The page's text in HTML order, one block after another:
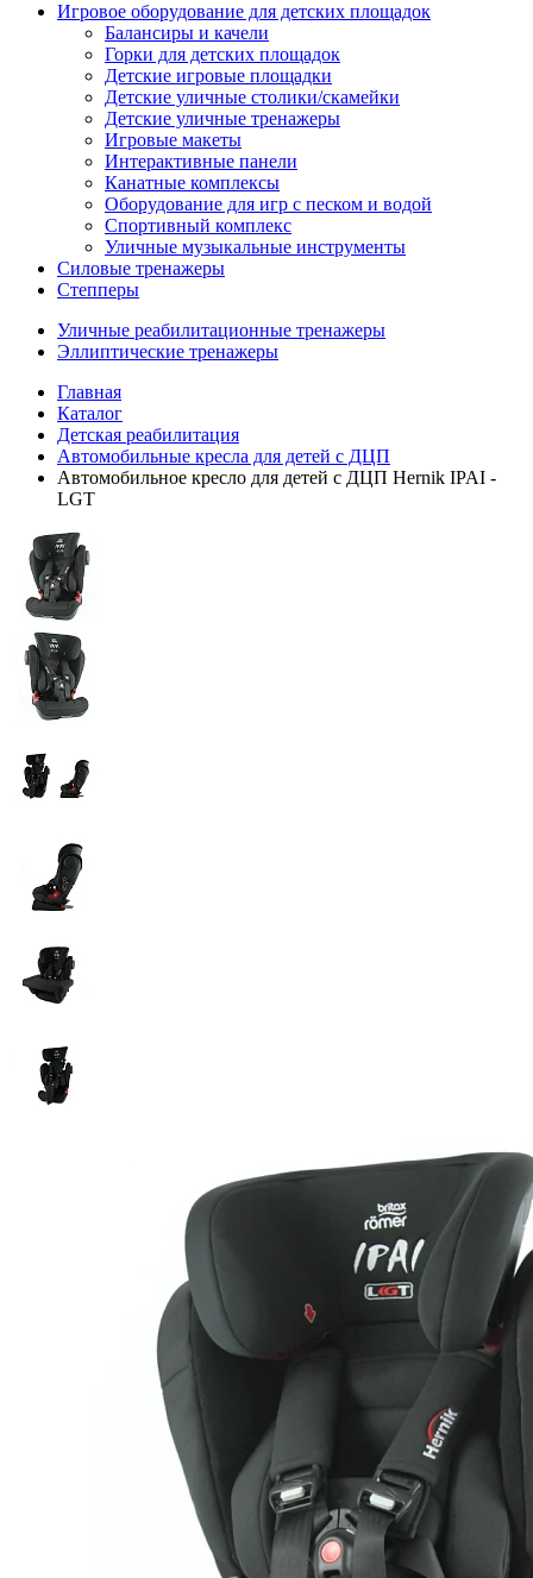
Игровое оборудование для детских площадок
Балансиры и качели
Горки для детских площадок
Детские игровые площадки
Детские уличные столики/скамейки
Детские уличные тренажеры
Игровые макеты
Интерактивные панели
Канатные комплексы
Оборудование для игр с песком и водой
Спортивный комплекс
Уличные музыкальные инструменты
Силовые тренажеры
Степперы
Уличные реабилитационные тренажеры
Эллиптические тренажеры
Главная
Каталог
Детская реабилитация
Автомобильные кресла для детей с ДЦП
Автомобильное кресло для детей с ДЦП Hernik IPAI -
LGT